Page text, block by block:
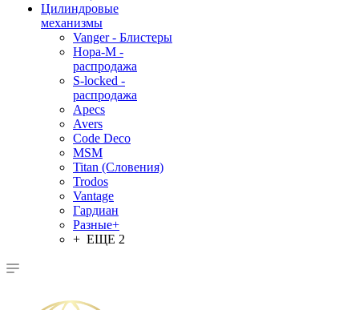
Цилиндровые
механизмы
Vanger - Блистеры
Нора-М -
распродажа
S-locked -
распродажа
Apecs
Avers
Code Deco
MSM
Titan (Словения)
Trodos
Vantage
Гардиан
Разные+
+ ЕЩЕ 2